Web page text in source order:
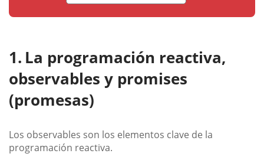
La programación reactiva,
observables y promises
(promesas)
Los observables son los elementos clave de la
programación reactiva.